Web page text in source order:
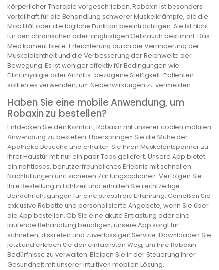
körperlicher Therapie vorgeschrieben. Robaxin ist besonders
vorteilhaft für die Behandlung schwerer Muskelkrämpfe, die die
Mobilität oder die tägliche Funktion beeinträchtigen. Sie ist nicht
für den chronischen oder langfristigen Gebrauch bestimmt. Das
Medikament bietet Erleichterung durch die Verringerung der
Muskeldichtheit und die Verbesserung der Reichweite der
Bewegung. Es ist weniger effektiv für Bedingungen wie
Fibromyalgie oder Arthritis-bezogene Steifigkeit. Patienten
sollten es verwenden, um Nebenwirkungen zu vermeiden.
Haben Sie eine mobile Anwendung, um
Robaxin zu bestellen?
Entdecken Sie den Komfort, Robaxin mit unserer coolen mobilen
Anwendung zu bestellen. Überspringen Sie die Mühe der
Apotheke Besuche und erhalten Sie Ihren Muskelentspanner zu
Ihrer Haustür mit nur ein paar Taps geliefert. Unsere App bietet
ein nahtloses, benutzerfreundliches Erlebnis mit schnellen
Nachfüllungen und sicheren Zahlungsoptionen. Verfolgen Sie
Ihre Bestellung in Echtzeit und erhalten Sie rechtzeitige
Benachrichtigungen für eine stressfreie Erfahrung. Genießen Sie
exklusive Rabatte und personalisierte Angebote, wenn Sie über
die App bestellen. Ob Sie eine akute Entlastung oder eine
laufende Behandlung benötigen, unsere App sorgt für
schnellen, diskreten und zuverlässigen Service. Downloaden Sie
jetzt und erleben Sie den einfachsten Weg, um Ihre Robaxin
Bedürfnisse zu verwalten. Bleiben Sie in der Steuerung Ihrer
Gesundheit mit unserer intuitiven mobilen Lösung.